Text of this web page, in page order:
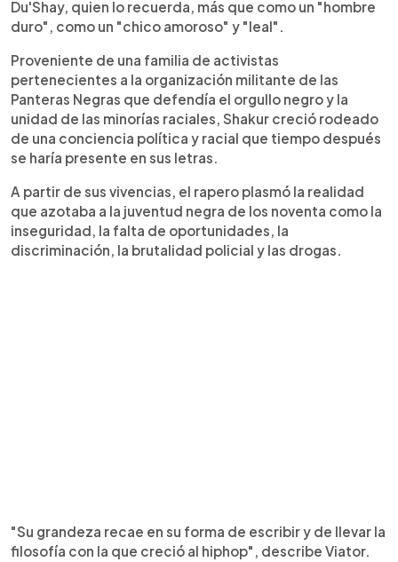
Du'Shay, quien lo recuerda, más que como un "hombre
duro", como un "chico amoroso" y "leal".
Proveniente de una familia de activistas
pertenecientes a la organización militante de las
Panteras Negras que defendía el orgullo negro y la
unidad de las minorías raciales, Shakur creció rodeado
de una conciencia política y racial que tiempo después
se haría presente en sus letras.
A partir de sus vivencias, el rapero plasmó la realidad
que azotaba a la juventud negra de los noventa como la
inseguridad, la falta de oportunidades, la
discriminación, la brutalidad policial y las drogas.
"Su grandeza recae en su forma de escribir y de llevar la
filosofía con la que creció al hiphop", describe Viator.